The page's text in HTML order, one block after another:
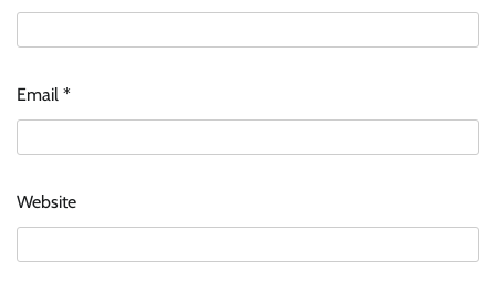
Email *
Website